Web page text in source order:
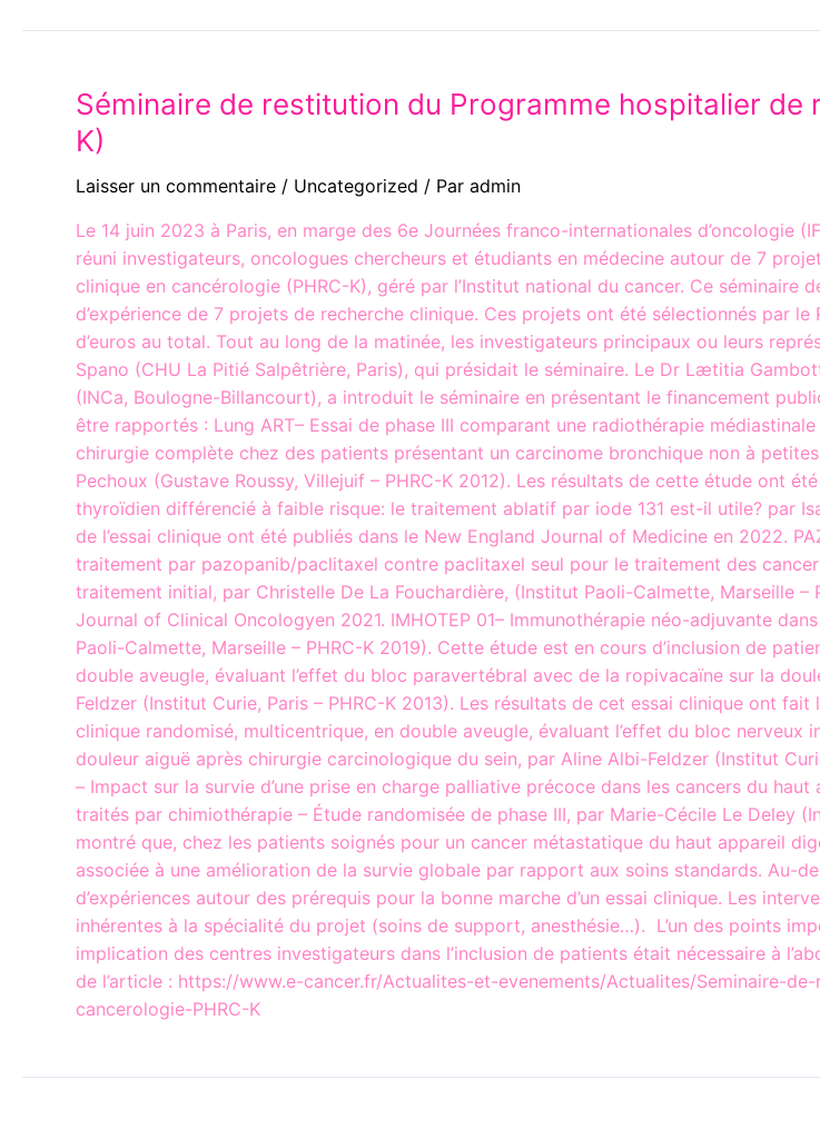
Séminaire de restitution du Programme hospitalier
K)
Laisser un commentaire / Uncategorized / Par admin
Le 14 juin 2023 à Paris, en marge des 6e Journées franco-internationales d’oncologie
réuni investigateurs, oncologues chercheurs et étudiants en médecine autour de 7
clinique en cancérologie (PHRC-K), géré par l’Institut national du cancer. Ce séminaire
d’expérience de 7 projets de recherche clinique. Ces projets ont été sélectionnés par
d’euros au total. Tout au long de la matinée, les investigateurs principaux ou leurs
Spano (CHU La Pitié Salpêtrière, Paris), qui présidait le séminaire. Le Dr Lætitia
(INCa, Boulogne-Billancourt), a introduit le séminaire en présentant le financement
être rapportés : Lung ART– Essai de phase III comparant une radiothérapie
chirurgie complète chez des patients présentant un carcinome bronchique non à
Pechoux (Gustave Roussy, Villejuif – PHRC-K 2012). Les résultats de cette étude ont
thyroïdien différencié à faible risque: le traitement ablatif par iode 131 est-il utile? par
de l’essai clinique ont été publiés dans le New England Journal of Medicine en 2022.
traitement par pazopanib/paclitaxel contre paclitaxel seul pour le traitement des
traitement initial, par Christelle De La Fouchardière, (Institut Paoli-Calmette, Marseille
Journal of Clinical Oncologyen 2021. IMHOTEP 01– Immunothérapie néo-adjuvante
Paoli-Calmette, Marseille – PHRC-K 2019). Cette étude est en cours d’inclusion de
double aveugle, évaluant l’effet du bloc paravertébral avec de la ropivacaïne sur la
Feldzer (Institut Curie, Paris – PHRC-K 2013). Les résultats de cet essai clinique ont fait
clinique randomisé, multicentrique, en double aveugle, évaluant l’effet du bloc
douleur aiguë après chirurgie carcinologique du sein, par Aline Albi-Feldzer (Institut
– Impact sur la survie d’une prise en charge palliative précoce dans les cancers du
traités par chimiothérapie – Étude randomisée de phase III, par Marie-Cécile Le Deley
montré que, chez les patients soignés pour un cancer métastatique du haut appareil
associée à une amélioration de la survie globale par rapport aux soins standards. Au-
d’expériences autour des prérequis pour la bonne marche d’un essai clinique. Les
inhérentes à la spécialité du projet (soins de support, anesthésie…). L’un des points
implication des centres investigateurs dans l’inclusion de patients était nécessaire à
de l’article : https://www.e-cancer.fr/Actualites-et-evenements/Actualites/Seminaire-
cancerologie-PHRC-K